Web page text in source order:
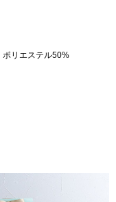
リエステル50%